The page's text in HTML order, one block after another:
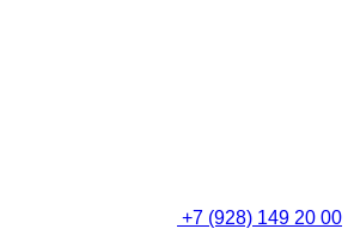
+7 (928) 149 20 00